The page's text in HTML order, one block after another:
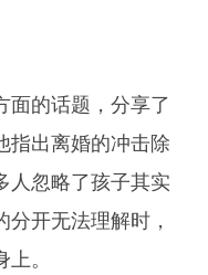
面的话题，分享了
指出离婚的冲击除
人忽略了孩子其实
开无法理解时，
。